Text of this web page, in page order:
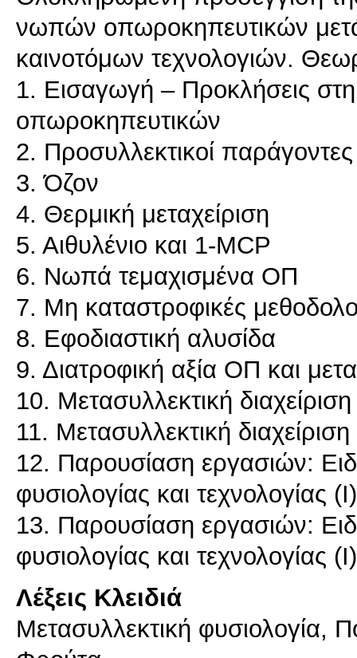
νωπών οπωροκηπευτικών
καινοτόμων τεχνολογιών.
1. Εισαγωγή – Προκλήσεις
οπωροκηπευτικών
2. Προσυλλεκτικοί παράγοντες
3. Όζον
4. Θερμική μεταχείριση
5. Αιθυλένιο και 1-MCP
6. Νωπά τεμαχισμένα ΟΠ
7. Μη καταστροφικές
8. Εφοδιαστική αλυσίδα
9. Διατροφική αξία ΟΠ και
10. Μετασυλλεκτική
11. Μετασυλλεκτική
12. Παρουσίαση εργασιών:
φυσιολογίας και τεχνολογίας (Ι)
13. Παρουσίαση εργασιών:
Λέξεις Κλειδιά
Μετασυλλεκτική φυσιολογία,